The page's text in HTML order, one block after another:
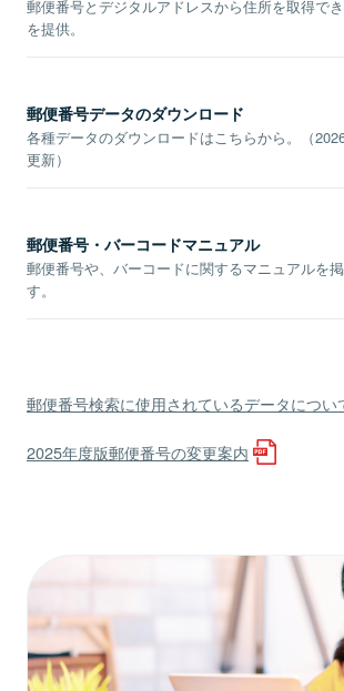
郵便番号とデジタルアドレスから住所を取得で
を提供。
郵便番号データのダウンロード
各種データのダウンロードはこちらから。（
更新）
郵便番号・バーコードマニュアル
郵便番号や、バーコードに関するマニュアルを
す。
郵便番号検索に使用されているデータについ
2025年度版郵便番号の変更案内